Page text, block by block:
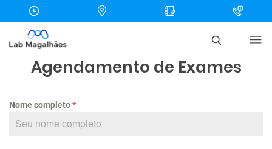
Agendamento de Exames
Nome completo*